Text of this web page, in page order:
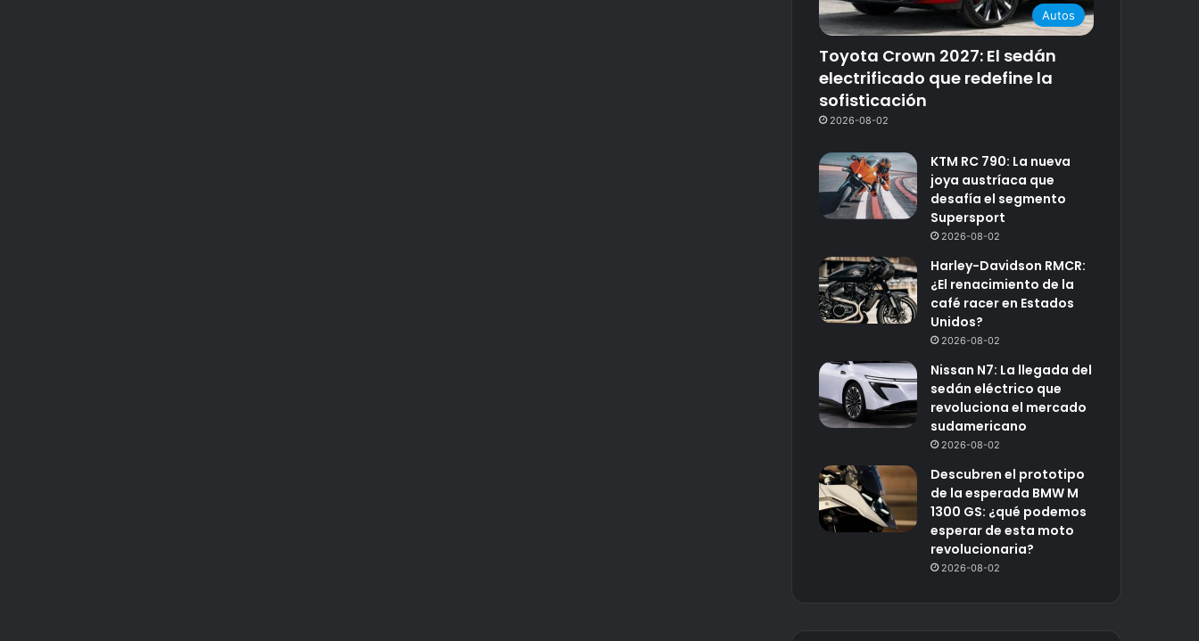
Autos
Toyota Crown 2027: El sedán
electrificado que redefine la
sofisticación
2026-08-02
KTM RC 790: La nueva
joya austríaca que
desafía el segmento
Supersport
2026-08-02
Harley-Davidson RMCR:
¿El renacimiento de la
café racer en Estados
Unidos?
2026-08-02
Nissan N7: La llegada del
sedán eléctrico que
revoluciona el mercado
sudamericano
2026-08-02
Descubren el prototipo
de la esperada BMW M
1300 GS: ¿qué podemos
esperar de esta moto
revolucionaria?
2026-08-02